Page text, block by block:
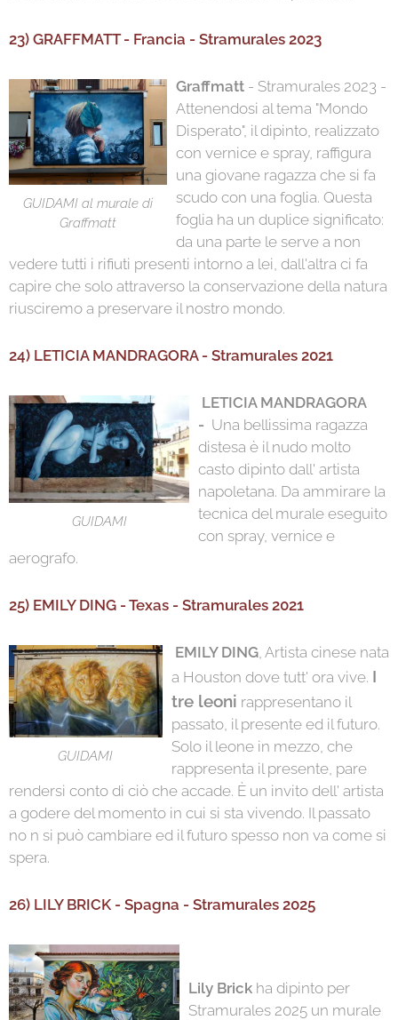
23) GRAFFMATT - Francia - Stramurales 2023
GUIDAMI al murale di
Graffmatt
Graffmatt - Stramurales 2023 -
Attenendosi al tema "Mondo
Disperato", il dipinto, realizzato
con vernice e spray, raffigura
una giovane ragazza che si fa
scudo con una foglia. Questa
foglia ha un duplice significato:
da una parte le serve a non
vedere tutti i rifiuti presenti intorno a lei, dall'altra ci fa
capire che solo attraverso la conservazione della natura
riusciremo a preservare il nostro mondo.
24) LETICIA MANDRAGORA - Stramurales 2021
GUIDAMI
LETICIA MANDRAGORA
- Una bellissima ragazza
distesa è il nudo molto
casto dipinto dall' artista
napoletana. Da ammirare la
tecnica del murale eseguito
con spray, vernice e
aerografo.
25) EMILY DING - Texas - Stramurales 2021
GUIDAMI
EMILY DING, Artista cinese nata
a Houston dove tutt' ora vive. I
tre leoni rappresentano il
passato, il presente ed il futuro.
Solo il leone in mezzo, che
rappresenta il presente, pare
rendersi conto di ciò che accade. È un invito dell' artista
a godere del momento in cui si sta vivendo. Il passato
no n si può cambiare ed il futuro spesso non va come si
spera.
26) LILY BRICK - Spagna - Stramurales 2025
Lily Brick ha dipinto per
Stramurales 2025 un murale